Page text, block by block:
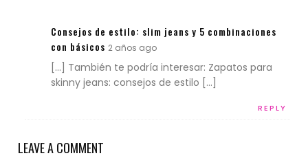
Consejos de estilo: slim jeans y 5 combinaciones
con básicos 2 años ago
REPLY
[…] También te podría interesar: Zapatos para
skinny jeans: consejos de estilo […]
LEAVE A COMMENT